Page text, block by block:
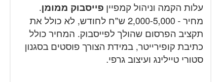
עלות הקמה וניהול קמפיין פייסבוק ממומן.
מחיר - 2,000-5,000 ש"ח לחודש, לא כולל את
תקציב הפרסום שהולך לפייסבוק. המחיר כולל
כתיבת קופירייטר, במידת הצורך פוסטים בסגנון
סטורי טיילינג ועיצוב גרפי.